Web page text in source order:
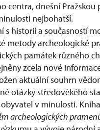
centra, dnešní Pražskou
nejbohatší.
s historií a současností
metody archeologické
památek různého
zcela nové
aktuální souhrn
otázky středověkého
v minulosti.
archeologických